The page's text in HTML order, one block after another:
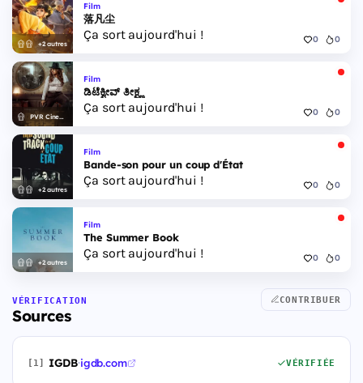
+2 autres
Film
落凡尘
Ça sort aujourd'hui ! 0 0
PVR Cinemas
Film
ಡಿಟೆಕ್ವೀವ್ ತೀಕ್ಷ್ಣ
Ça sort aujourd'hui ! 0 0
+2 autres
Film
Bande-son pour un coup d'État
Ça sort aujourd'hui ! 0 0
+2 autres
Film
The Summer Book
Ça sort aujourd'hui ! 0 0
VÉRIFICATION
Sources
CONTRIBUER
[1] IGDB·igdb.com VÉRIFIÉE